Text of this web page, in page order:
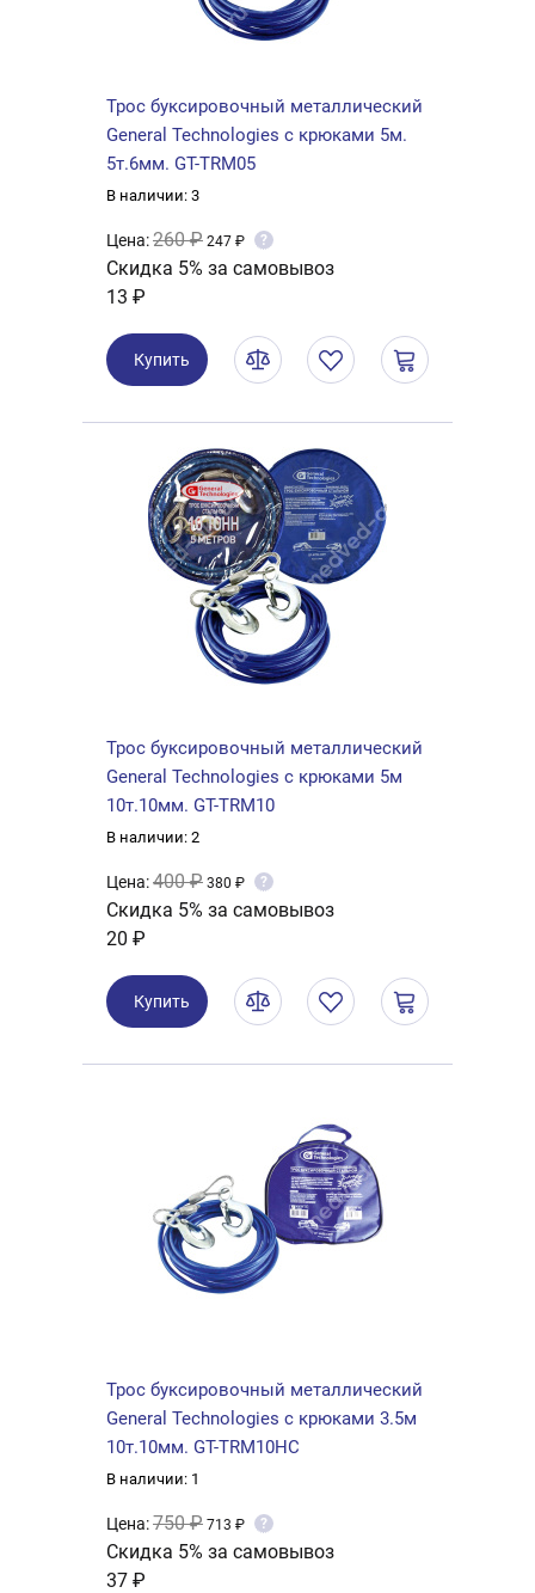
Трос буксировочный металлический
General Technologies с крюками 5м.
5т.6мм. GT-TRM05
В наличии: 3
Цена:260 ₽ 247 ₽ ?
Скидка 5% за самовывоз
13 ₽
Купить
Трос буксировочный металлический
General Technologies с крюками 5м
10т.10мм. GT-TRM10
В наличии: 2
Цена:400 ₽ 380 ₽ ?
Скидка 5% за самовывоз
20 ₽
Купить
Трос буксировочный металлический
General Technologies с крюками 3.5м
10т.10мм. GT-TRM10HC
В наличии: 1
Цена:750 ₽ 713 ₽ ?
Скидка 5% за самовывоз
37 ₽